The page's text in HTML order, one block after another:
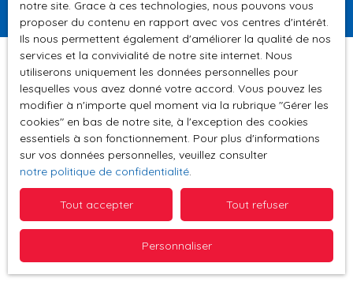
Pertinence
Trier par Créer une alerte
Aucun résultat
notre site. Grace à ces technologies, nous pouvons vous
proposer du contenu en rapport avec vos centres d'intérêt.
Ils nous permettent également d'améliorer la qualité de nos
services et la convivialité de notre site internet. Nous
utiliserons uniquement les données personnelles pour
lesquelles vous avez donné votre accord. Vous pouvez les
modifier à n'importe quel moment via la rubrique ″Gérer les
cookies″ en bas de notre site, à l'exception des cookies
essentiels à son fonctionnement. Pour plus d'informations
sur vos données personnelles, veuillez consulter
notre politique de confidentialité.
Tout accepter Tout refuser
Personnaliser